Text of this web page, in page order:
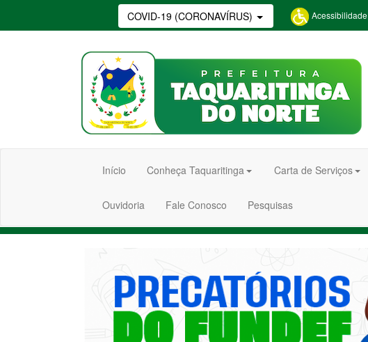
COVID-19 (CORONAVÍRUS) Acessibilidade
Início Conheça Taquaritinga Carta de Serviços
Ouvidoria Fale Conosco Pesquisas